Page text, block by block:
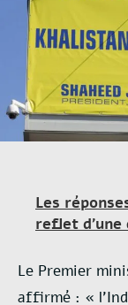
Les
reflet
Le Premier
affirmé : «